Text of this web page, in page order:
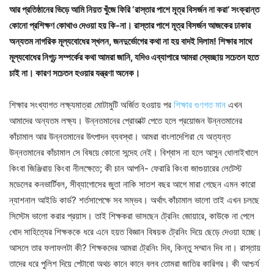
আর প্রতিষ্ঠানের ভিড়ে আমি নিয়ত খুঁজে ফিরি ‘রাস্তার পাশে মূত্র বিসর্জন না করা’ সংক্রান্ত
কোনো প্রশিক্ষণ কোথাও দেওয়া হয় কি-না। রাস্তার পাশে মূত্র বিসর্জন আজকের ঢাকার
অন্যতম নাগরিক মূল্যবোধের স্খলন, জনদুর্ভোগের কথা না হয় বাদই দিলাম! শিক্ষার সাথে
মূল্যবোধের নিগূঢ় সম্পর্কের কথা আমরা জানি, যদিও এব্যাপারে আমরা স্বেচ্ছায় সচেতন হতে
চাই না। কারণ সচেতন হওয়ার যন্ত্রণা অনেক।
শিক্ষার সংখ্যাগত লক্ষ্যমাত্রা মোটামুটি অর্জিত হওয়ায় পর শিক্ষার গুণগত মান এখন
আমাদের অন্যতম লক্ষ্য। উন্নতমানের প্রোডাক্ট পেতে হলে প্রয়োজন উন্নতমানের
কাঁচামাল আর উন্নতমানের উৎপাদন ব্যবস্থা। আমরা বাংলাদেশিরা যে অত্যন্ত
উন্নতমানের কাঁচামাল সে বিষয়ে কোনো সন্দেহ নেই। বিশ্বাস না হলে আসুন ধোলাইখালে
কিংবা জিঞ্জিরায় কিংবা নীলক্ষেতে; কী চান আপনি- ফেরারি কিংবা জাগুয়ারের লেটেস্ট
মডেলের কনভার্টিবল, সীব্যাগোসের জুতা নাকি সাতশ বছর আগে মারা গেছেন এমন কারো
ন্যাশনাল আইডি কার্ড? শর্তসাপেক্ষে সব সম্ভব। অর্থাৎ কাঁচামাল ভালো তাই এখন চলছে
সিস্টেম ভালো করার প্রয়াস। তাই শিক্ষকরা ভাসছেন ট্রেনিং জোয়ারে, কাউকে না পেলে
খোদ সাহিত্যের শিক্ষককে ধরে এনে হয়ত বিজ্ঞান বিষয়ক ট্রেনিং দিয়ে ছেড়ে দেওয়া হচ্ছে।
আসলে তার ফলাফলটা কী? শিক্ষকদের আমরা ট্রেনিং দিব, কিন্তু সম্মান দিব না। রাস্তায়
তাদের ধরে পুলিশ দিয়ে পেটাবো অথচ কানে কানে বলব তোমরা জাতির কারিগর। কী আশ্চর্য